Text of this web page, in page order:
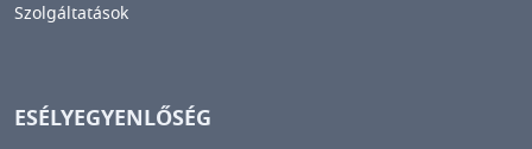
Szolgáltatások
ESÉLYEGYENLŐSÉG